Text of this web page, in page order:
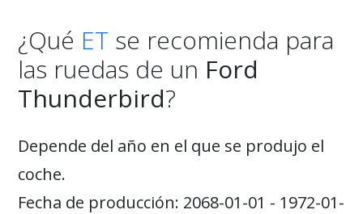
¿Qué ET se recomienda para
las ruedas de un Ford
Thunderbird?
Depende del año en el que se produjo el
coche.
Fecha de producción: 2068-01-01 - 1972-01-